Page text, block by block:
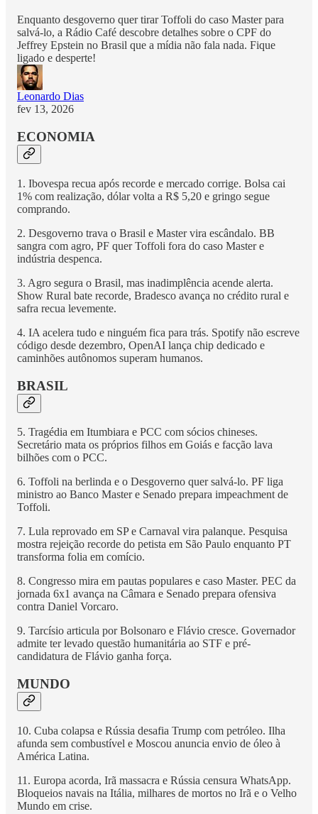
Enquanto desgoverno quer tirar Toffoli do caso Master para
salvá-lo, a Rádio Café descobre detalhes sobre o CPF do
Jeffrey Epstein no Brasil que a mídia não fala nada. Fique
ligado e desperte!
Leonardo Dias
fev 13, 2026
ECONOMIA
1. Ibovespa recua após recorde e mercado corrige. Bolsa cai
1% com realização, dólar volta a R$ 5,20 e gringo segue
comprando.
2. Desgoverno trava o Brasil e Master vira escândalo. BB
sangra com agro, PF quer Toffoli fora do caso Master e
indústria despenca.
3. Agro segura o Brasil, mas inadimplência acende alerta.
Show Rural bate recorde, Bradesco avança no crédito rural e
safra recua levemente.
4. IA acelera tudo e ninguém fica para trás. Spotify não escreve
código desde dezembro, OpenAI lança chip dedicado e
caminhões autônomos superam humanos.
BRASIL
5. Tragédia em Itumbiara e PCC com sócios chineses.
Secretário mata os próprios filhos em Goiás e facção lava
bilhões com o PCC.
6. Toffoli na berlinda e o Desgoverno quer salvá-lo. PF liga
ministro ao Banco Master e Senado prepara impeachment de
Toffoli.
7. Lula reprovado em SP e Carnaval vira palanque. Pesquisa
mostra rejeição recorde do petista em São Paulo enquanto PT
transforma folia em comício.
8. Congresso mira em pautas populares e caso Master. PEC da
jornada 6x1 avança na Câmara e Senado prepara ofensiva
contra Daniel Vorcaro.
9. Tarcísio articula por Bolsonaro e Flávio cresce. Governador
admite ter levado questão humanitária ao STF e pré-
candidatura de Flávio ganha força.
MUNDO
10. Cuba colapsa e Rússia desafia Trump com petróleo. Ilha
afunda sem combustível e Moscou anuncia envio de óleo à
América Latina.
11. Europa acorda, Irã massacra e Rússia censura WhatsApp.
Bloqueios navais na Itália, milhares de mortos no Irã e o Velho
Mundo em crise.